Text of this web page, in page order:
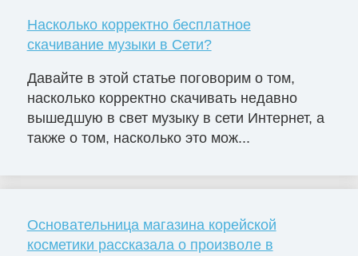
Насколько корректно бесплатное
скачивание музыки в Сети?
Давайте в этой статье поговорим о том,
насколько корректно скачивать недавно
вышедшую в свет музыку в сети Интернет, а
также о том, насколько это мож...
Основательница магазина корейской
косметики рассказала о произволе в